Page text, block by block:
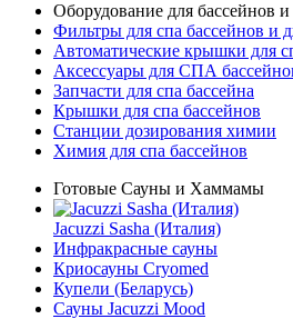
Оборудование для бассейнов
Фильтры для спа бассейнов и
Автоматические крышки для
Аксессуары для СПА
Запчасти для спа бассейна
Крышки для спа бассейнов
Станции дозирования химии
Химия для спа бассейнов
Готовые Сауны и Хаммамы
Jacuzzi Sasha (Италия)
Инфракрасные сауны
Криосауны Cryomed
Купели (Беларусь)
Сауны Jacuzzi Mood